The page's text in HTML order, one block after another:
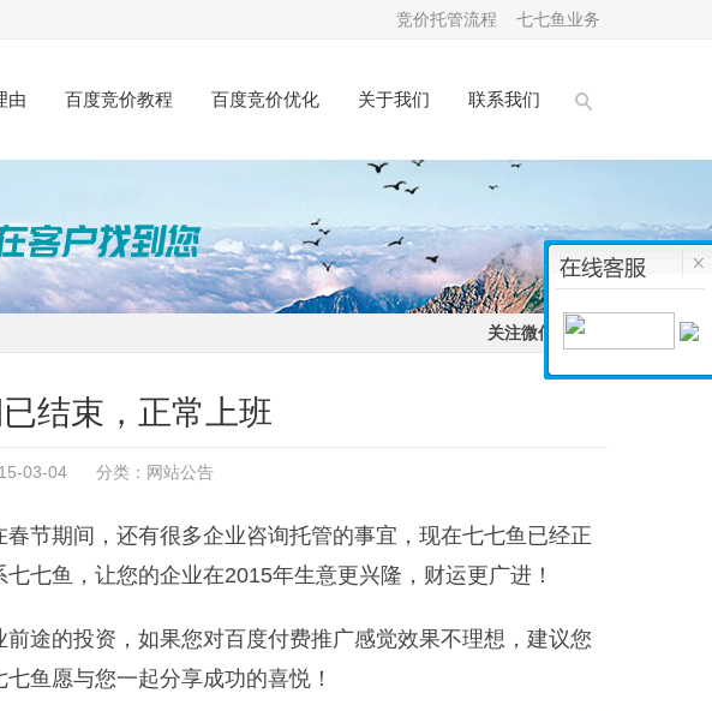
竞价托管流程 七七鱼业务
由 百度竞价教程 百度竞价优化 关于我们 联系我们
关注微信：
结束，正常上班
03-04 分类： 网站公告
节期间，还有很多企业咨询托管的事宜，现在七七鱼已经正
七鱼，让您的企业在2015年生意更兴隆，财运更广进！
途的投资，如果您对百度付费推广感觉效果不理想，建议您
鱼愿与您一起分享成功的喜悦！